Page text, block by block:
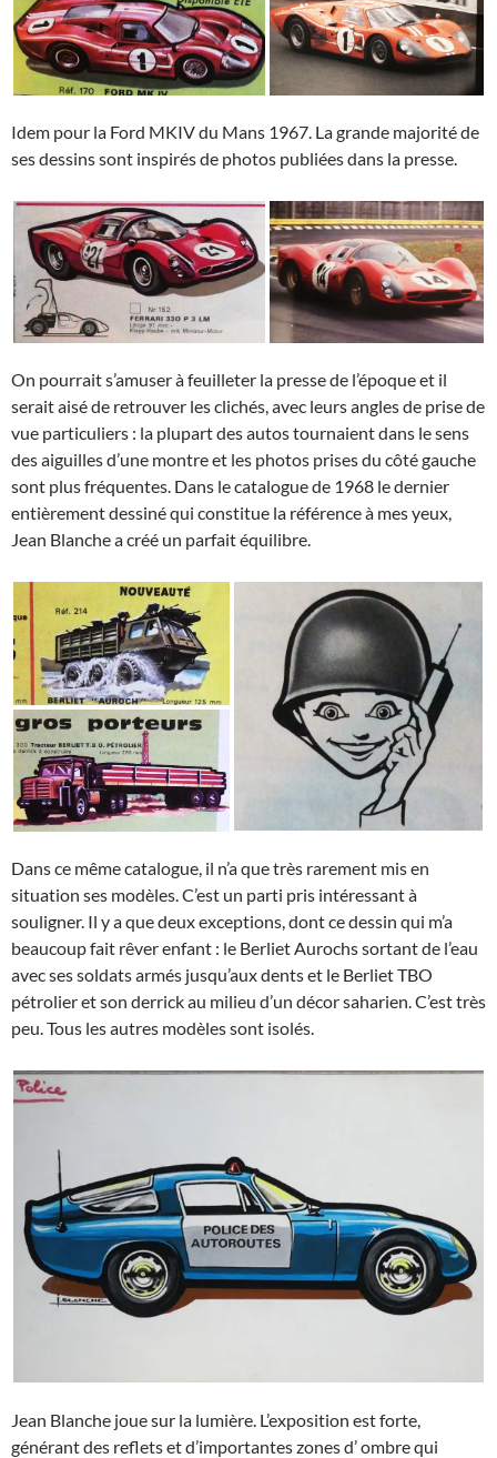
Idem pour la Ford MKIV du Mans 1967. La grande majorité de
ses dessins sont inspirés de photos publiées dans la presse.
On pourrait s’amuser à feuilleter la presse de l’époque et il
serait aisé de retrouver les clichés, avec leurs angles de prise de
vue particuliers : la plupart des autos tournaient dans le sens
des aiguilles d’une montre et les photos prises du côté gauche
sont plus fréquentes. Dans le catalogue de 1968 le dernier
entièrement dessiné qui constitue la référence à mes yeux,
Jean Blanche a créé un parfait équilibre.
Dans ce même catalogue, il n’a que très rarement mis en
situation ses modèles. C’est un parti pris intéressant à
souligner. Il y a que deux exceptions, dont ce dessin qui m’a
beaucoup fait rêver enfant : le Berliet Aurochs sortant de l’eau
avec ses soldats armés jusqu’aux dents et le Berliet TBO
pétrolier et son derrick au milieu d’un décor saharien. C’est très
peu. Tous les autres modèles sont isolés.
Jean Blanche joue sur la lumière. L’exposition est forte,
générant des reflets et d’importantes zones d’ ombre qui